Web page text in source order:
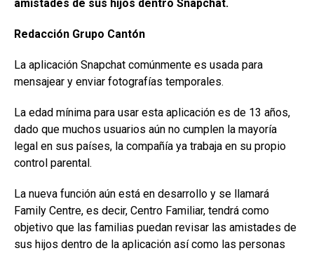
amistades de sus hijos dentro Snapchat.
Redacción Grupo Cantón
La aplicación Snapchat comúnmente es usada para
mensajear y enviar fotografías temporales.
La edad mínima para usar esta aplicación es de 13 años,
dado que muchos usuarios aún no cumplen la mayoría
legal en sus países, la compañía ya trabaja en su propio
control parental.
La nueva función aún está en desarrollo y se llamará
Family Centre, es decir, Centro Familiar, tendrá como
objetivo que las familias puedan revisar las amistades de
sus hijos dentro de la aplicación así como las personas